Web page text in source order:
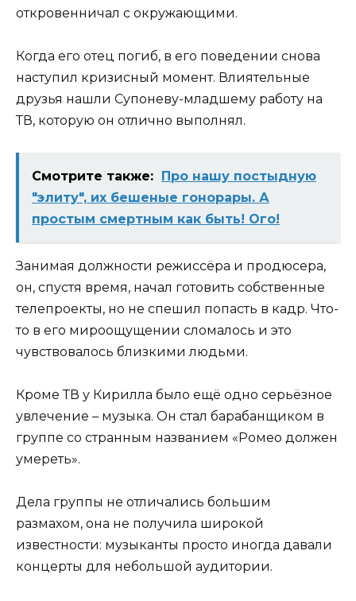
откровенничал с окружающими.
Когда его отец погиб, в его поведении снова
наступил кризисный момент. Влиятельные
друзья нашли Супоневу-младшему работу на
ТВ, которую он отлично выполнял.
Смотрите также: Про нашу постыдную
"элиту", их бешеные гонорары. А
простым смертным как быть! Ого!
Занимая должности режиссёра и продюсера,
он, спустя время, начал готовить собственные
телепроекты, но не спешил попасть в кадр. Что-
то в его мироощущении сломалось и это
чувствовалось близкими людьми.
Кроме ТВ у Кирилла было ещё одно серьёзное
увлечение – музыка. Он стал барабанщиком в
группе со странным названием «Ромео должен
умереть».
Дела группы не отличались большим
размахом, она не получила широкой
известности: музыканты просто иногда давали
концерты для небольшой аудитории.